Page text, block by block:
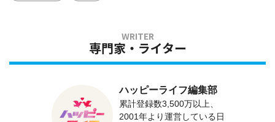
専門家・ライター
ハッピーライフ編集部
累計登録数3,500万以上、
2001年より運営している日